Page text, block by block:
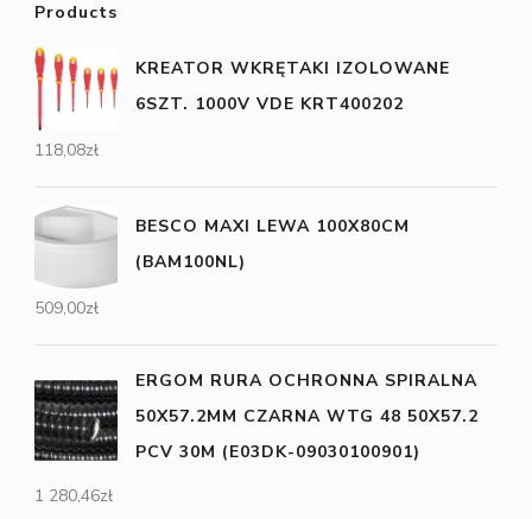
Products
KREATOR WKRĘTAKI IZOLOWANE
6SZT. 1000V VDE KRT400202
118,08zł
BESCO MAXI LEWA 100X80CM
(BAM100NL)
509,00zł
ERGOM RURA OCHRONNA SPIRALNA
50X57.2MM CZARNA WTG 48 50X57.2
PCV 30M (E03DK-09030100901)
1 280,46zł